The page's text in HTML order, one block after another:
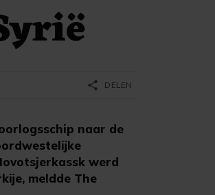
naar de
werd
meldde The
share DELEN